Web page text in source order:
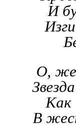
И
О,
Как
В